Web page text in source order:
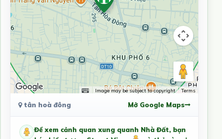
Image may be subject to copyright Terms
tân hoà đông Mở Google Maps
Để xem cảnh quan xung quanh Nhà Đất, bạn